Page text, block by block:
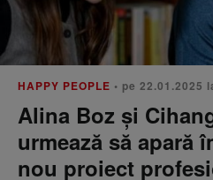
HAPPY PEOPLE • pe 22.01.2025
Alina Boz și
urmează să apară
nou proiect